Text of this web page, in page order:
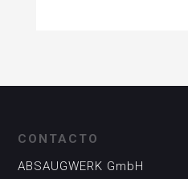
CONTACTO
ABSAUGWERK GmbH